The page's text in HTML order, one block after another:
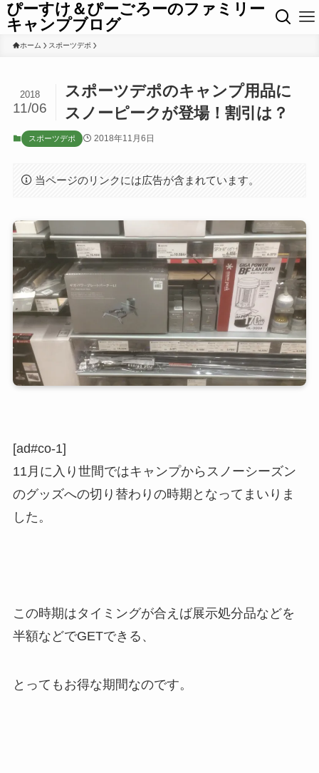
ぴーすけ＆ぴーごろーのファミリー
キャンプブログ
ホーム スポーツデポ
スポーツデポのキャンプ用品に
スノーピークが登場！割引は？
2018
11/06
スポーツデポ 2018年11月6日
当ページのリンクには広告が含まれています。
[ad#co-1]
11月に入り世間ではキャンプからスノーシーズン
のグッズへの切り替わりの時期となってまいりま
した。
この時期はタイミングが合えば展示処分品などを
半額などでGETできる、
とってもお得な期間なのです。